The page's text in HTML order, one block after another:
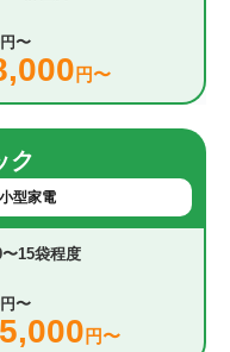
円〜
円〜
ク
型家電
15袋程度
円〜
円〜